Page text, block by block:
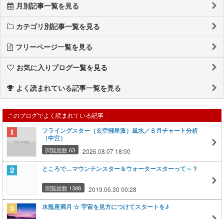
月別記事一覧を見る
カテゴリ別記事一覧を見る
フリーページ一覧を見る
お気に入りブログ一覧を見る
よく読まれている記事一覧を見る
このブログでよく読まれている記事
フライングスター（玄空飛星派）風水／８月チャート分析
（中宮）
閲覧総数 63 2026.08.07 18:00
ところで…マウンテンスター＆ウォータースターって～？
閲覧総数 1388 2019.06.30 00:28
水瓶座満月 ☆ 宇宙を見方につけてスタートを♪